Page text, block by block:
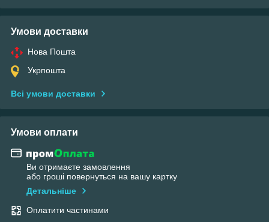
Умови доставки
Нова Пошта
Укрпошта
Всі умови доставки
Умови оплати
Ви отримаєте замовлення
або гроші повернуться на вашу картку
Детальніше
Оплатити частинами